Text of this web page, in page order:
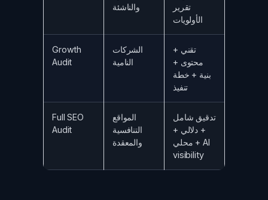
والناشئة
تقرير
الأولويات
Growth
Audit
الشركات
النامية
تقني +
محتوى +
بنية + خطة
تنفيذ
Full SEO
Audit
المواقع
التنافسية
والمعقدة
تدقيق شامل
+ دلالي +
محلي + AI
visibility